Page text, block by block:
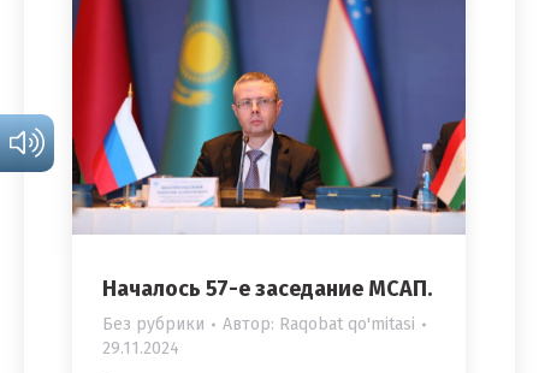
Началось 57-е заседание МСАП.
Без рубрики Автор: Raqobat qo'mitasi
29.11.2024